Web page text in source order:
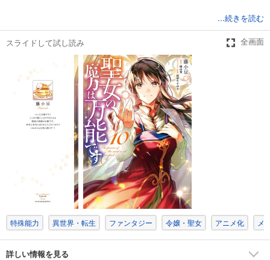
WEB発20代OLの異世界スローライフ、待望の第10巻！
...続きを読む
スライドして試し読み 全画面
特殊能力 異世界・転生 ファンタジー 令嬢・聖女 アニメ化 メ
詳しい情報を見る